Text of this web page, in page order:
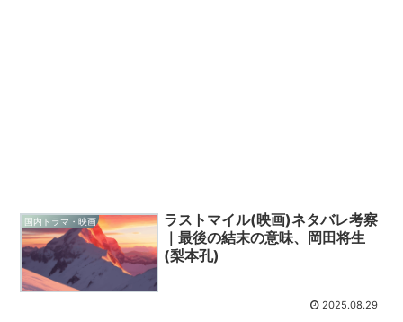
国内ドラマ・映画
ラストマイル(映画)ネタバレ考察
｜最後の結末の意味、岡田将生
(梨本孔)
2025.08.29